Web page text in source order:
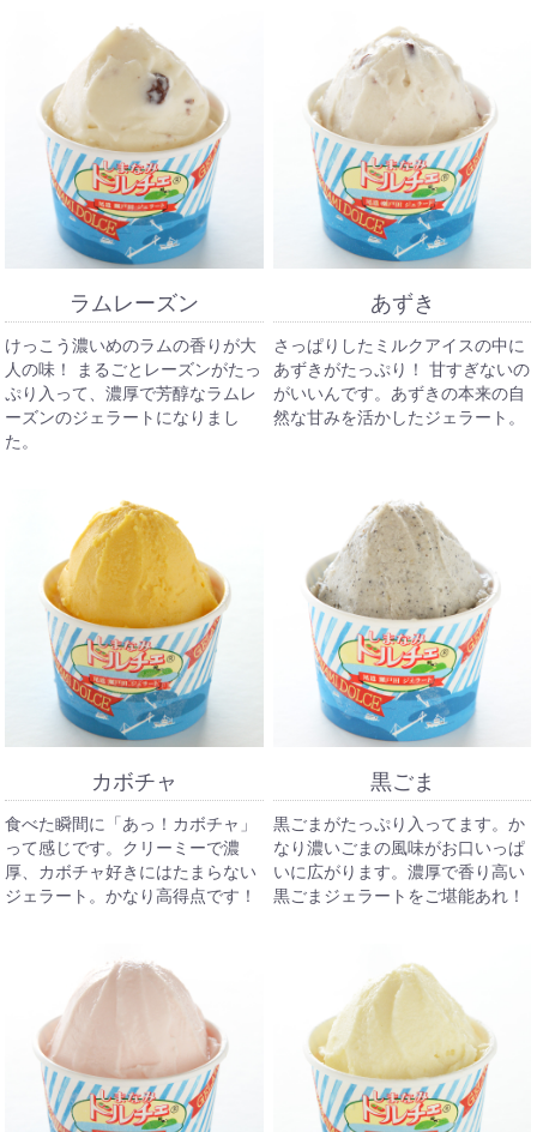
ラムレーズン
けっこう濃いめのラムの香りが大
人の味！ まるごとレーズンがたっ
ぷり入って、濃厚で芳醇なラムレ
ーズンのジェラートになりまし
た。
あずき
さっぱりしたミルクアイスの中に
あずきがたっぷり！ 甘すぎないの
がいいんです。あずきの本来の自
然な甘みを活かしたジェラート。
カボチャ
食べた瞬間に「あっ！カボチャ」
って感じです。クリーミーで濃
厚、カボチャ好きにはたまらない
ジェラート。かなり高得点です！
黒ごま
黒ごまがたっぷり入ってます。か
なり濃いごまの風味がお口いっぱ
いに広がります。濃厚で香り高い
黒ごまジェラートをご堪能あれ！